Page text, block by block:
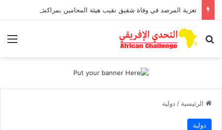
بحث عن
الرئيسية / دولية
دولية